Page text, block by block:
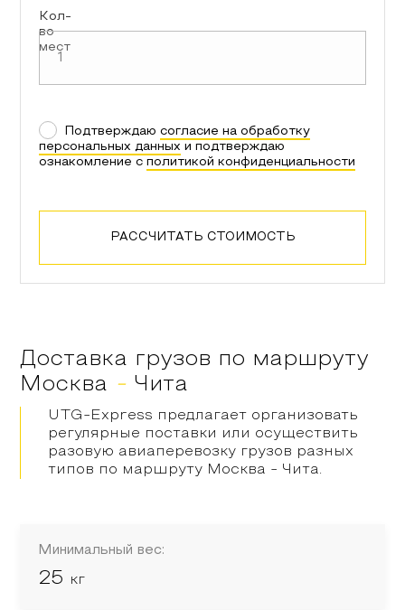
Кол-
во
мест
Подтверждаю согласие на обработку
персональных данных и подтверждаю
ознакомление с политикой конфиденциальности
РАССЧИТАТЬ СТОИМОСТЬ
Доставка грузов по маршруту
Москва - Чита
UTG-Express предлагает организовать
регулярные поставки или осуществить
разовую авиаперевозку грузов разных
типов по маршруту Москва - Чита.
Минимальный вес:
25 кг